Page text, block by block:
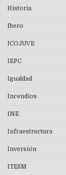
Historia
Ibero
ICOJUVE
IEPC
Igualdad
Incendios
INE
Infraestructura
Inversión
ITESM